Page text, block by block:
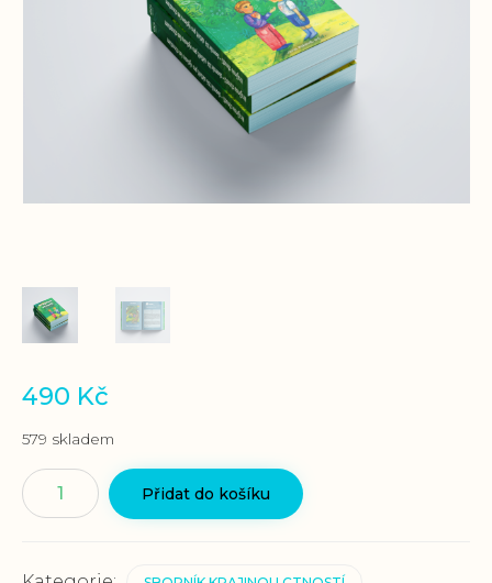
490 Kč
579 skladem
Sborník
Krajinou
Přidat do košíku